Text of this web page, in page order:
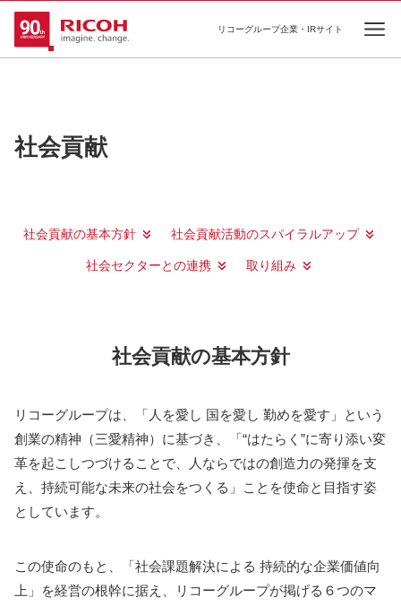
リコーグループ企業・IRサイト
社会貢献
社会貢献の基本方針 社会貢献活動のスパイラルアップ
社会セクターとの連携 取り組み
社会貢献の基本方針
リコーグループは、「人を愛し 国を愛し 勤めを愛す」という
創業の精神（三愛精神）に基づき、「“はたらく”に寄り添い変
革を起こしつづけることで、人ならではの創造力の発揮を支
え、持続可能な未来の社会をつくる」ことを使命と目指す姿
としています。​
この使命のもと、「社会課題解決による 持続的な企業価値向
上」を経営の根幹に据え、リコーグループが掲げる６つのマ